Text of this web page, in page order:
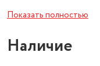
В комплекте
Показать полностью
Наличие